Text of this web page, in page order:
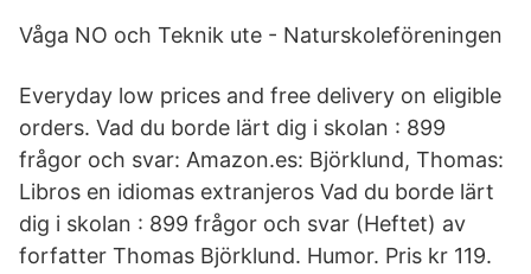
Våga NO och Teknik ute - Naturskoleföreningen
Everyday low prices and free delivery on eligible
orders. Vad du borde lärt dig i skolan : 899
frågor och svar: Amazon.es: Björklund, Thomas:
Libros en idiomas extranjeros Vad du borde lärt
dig i skolan : 899 frågor och svar (Heftet) av
forfatter Thomas Björklund. Humor. Pris kr 119.